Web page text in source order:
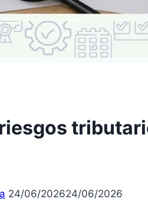
24/06/202624/06/2026